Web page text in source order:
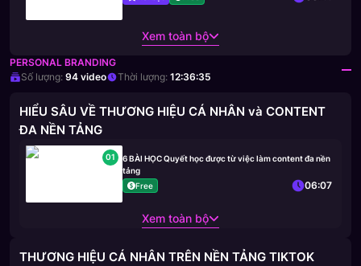
Xem toàn bộ
PERSONAL BRANDING
Số lượng: 94 video Thời lượng: 12:36:35
HIỂU SÂU VỀ THƯƠNG HIỆU CÁ NHÂN và CONTENT
ĐA NỀN TẢNG
01
6 BÀI HỌC Quyết học được từ việc làm content đa nền
tảng
Free
06:07
Xem toàn bộ
THƯƠNG HIỆU CÁ NHÂN TRÊN NỀN TẢNG TIKTOK